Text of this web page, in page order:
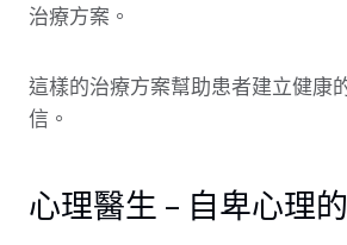
治療方案。
這樣的治療方案幫助患者建立健康
信。
心理醫生 – 自卑心理